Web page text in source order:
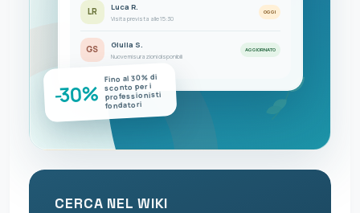
LR Luca R.
Visita prevista alle 15:30
OGGI
GS Giulia S.
Nuove misurazioni disponibili
AGGIORNATO
-30%
Fino al 30% di
sconto per i
professionisti
fondatori
CERCA NEL WIKI